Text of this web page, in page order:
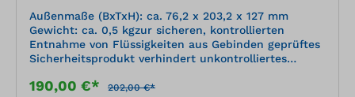
Betätigungshebel
Außenmaße (BxTxH): ca. 76,2 x 203,2 x 127 mm
Gewicht: ca. 0,5 kgzur sicheren, kontrollierten
Entnahme von Flüssigkeiten aus Gebinden geprüftes
Sicherheitsprodukt verhindert unkontrolliertes
bzw. ziehen Generelle Selbstschließung mit
190,00 €* 202,00 €*